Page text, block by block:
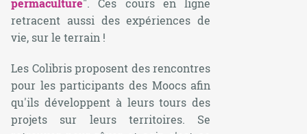
retracent aussi des expériences de
vie, sur le terrain !
Les Colibris proposent des rencontres
pour les participants des Moocs afin
qu'ils développent à leurs tours des
projets sur leurs territoires. Se